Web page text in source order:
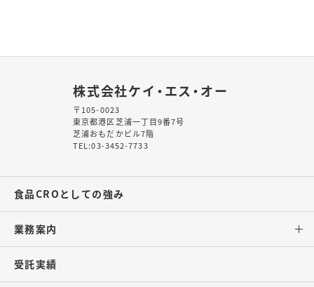
株式会社ケイ・エス・オー
〒105-0023
東京都港区芝浦一丁目9番7号
芝浦おもだかビル7階
TEL:03-3452-7733
食品CROとしての強み
業務案内
受託実績